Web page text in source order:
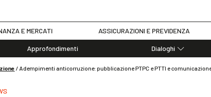
E MERCATI ASSICURAZIONI E PREVIDENZA
Approfondimenti
Dialoghi
/Adempimenti anticorruzione: pubblicazione PTPC e PTTI e